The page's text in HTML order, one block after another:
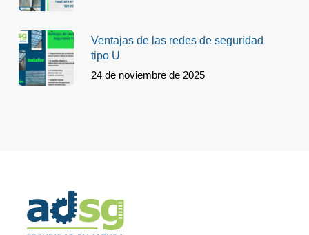
Ventajas de las redes de seguridad
tipo U
24 de noviembre de 2025